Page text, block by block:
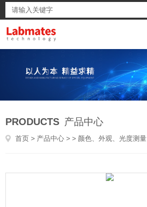
PRODUCTS 产品中心
首页 > 产品中心 > > 颜色、外观、光度测量